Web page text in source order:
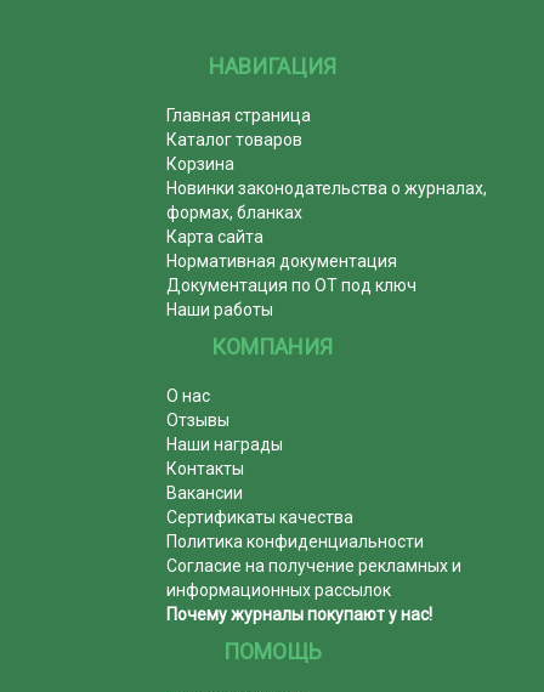
НАВИГАЦИЯ
Главная страница
Каталог товаров
Корзина
Новинки законодательства о журналах,
формах, бланках
Карта сайта
Нормативная документация
Документация по ОТ под ключ
Наши работы
КОМПАНИЯ
О нас
Отзывы
Наши награды
Контакты
Вакансии
Сертификаты качества
Политика конфиденциальности
Согласие на получение рекламных и
информационных рассылок
Почему журналы покупают у нас!
ПОМОЩЬ